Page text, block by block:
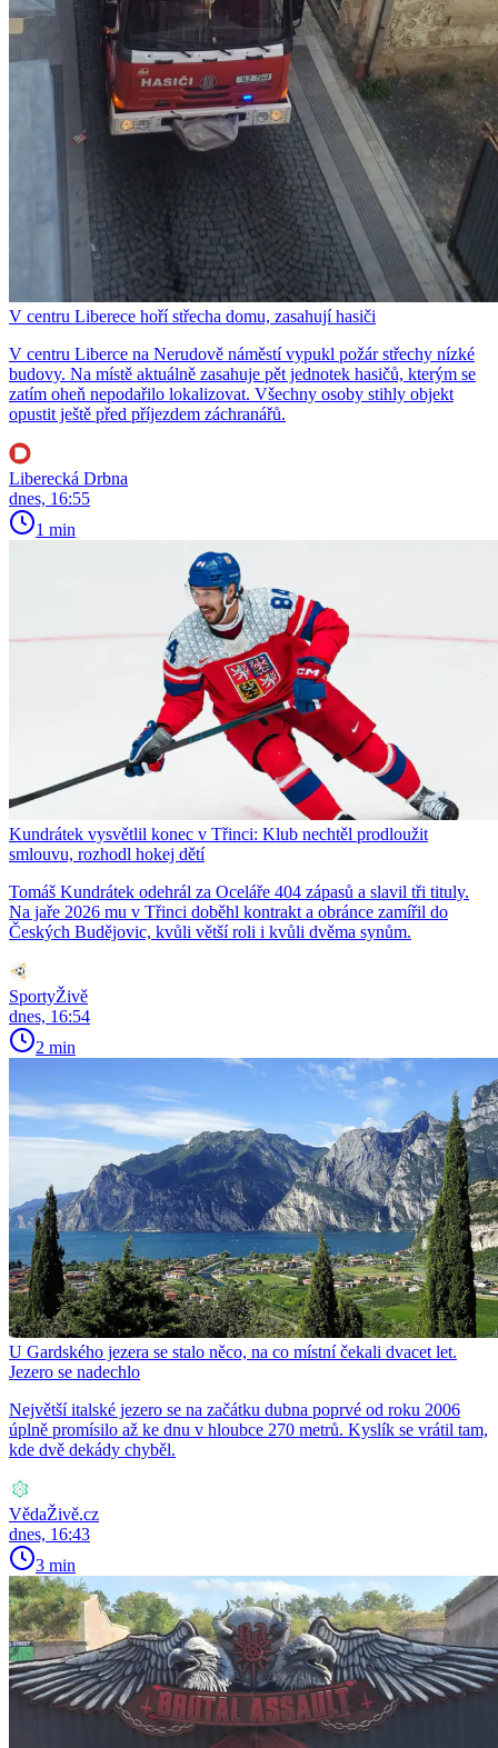
V centru Liberece hoří střecha domu, zasahují hasiči
V centru Liberce na Nerudově náměstí vypukl požár střechy nízké
budovy. Na místě aktuálně zasahuje pět jednotek hasičů, kterým se
zatím oheň nepodařilo lokalizovat. Všechny osoby stihly objekt
opustit ještě před příjezdem záchranářů.
Liberecká Drbna
dnes, 16:55
1 min
Kundrátek vysvětlil konec v Třinci: Klub nechtěl prodloužit
smlouvu, rozhodl hokej dětí
Tomáš Kundrátek odehrál za Oceláře 404 zápasů a slavil tři tituly.
Na jaře 2026 mu v Třinci doběhl kontrakt a obránce zamířil do
Českých Budějovic, kvůli větší roli i kvůli dvěma synům.
SportyŽivě
dnes, 16:54
2 min
U Gardského jezera se stalo něco, na co místní čekali dvacet let.
Jezero se nadechlo
Největší italské jezero se na začátku dubna poprvé od roku 2006
úplně promísilo až ke dnu v hloubce 270 metrů. Kyslík se vrátil tam,
kde dvě dekády chyběl.
VědaŽivě.cz
dnes, 16:43
3 min